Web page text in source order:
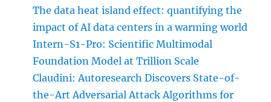
The data heat island effect: quantifying the
impact of AI data centers in a warming world
Intern-S1-Pro: Scientific Multimodal
Foundation Model at Trillion Scale
Claudini: Autoresearch Discovers State-of-
the-Art Adversarial Attack Algorithms for